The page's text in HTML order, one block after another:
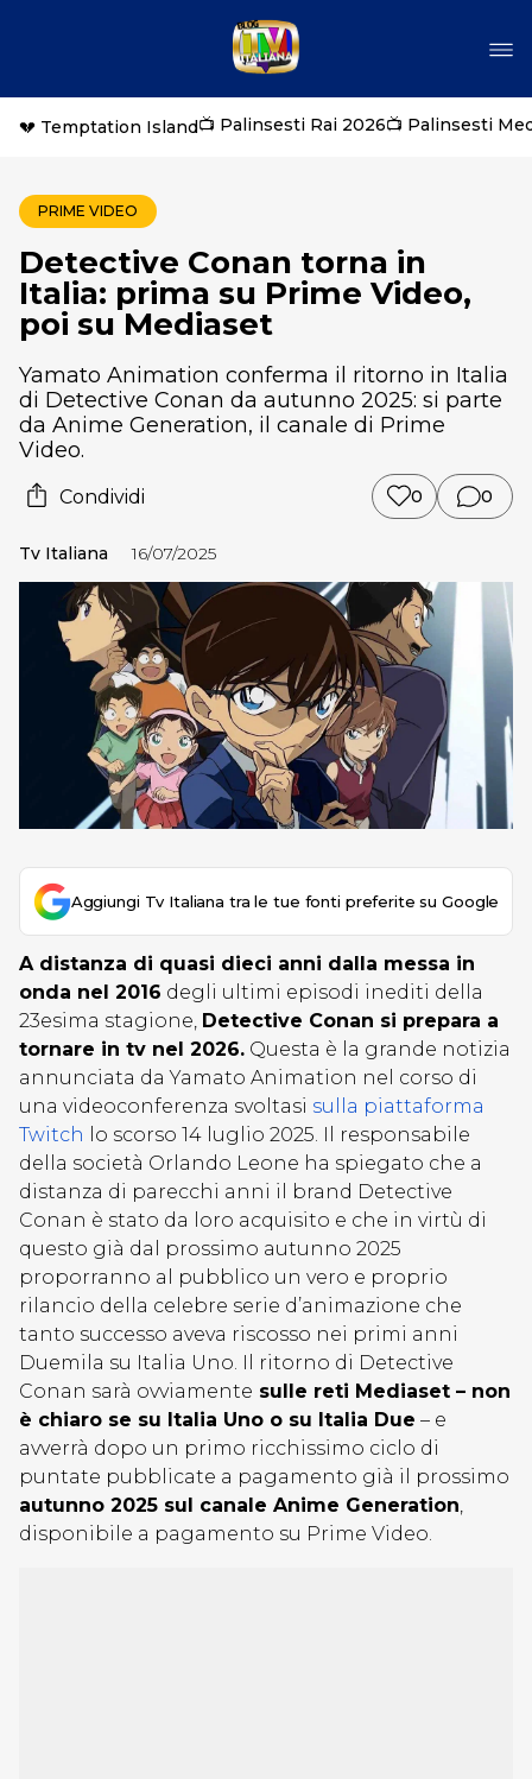
💔 Temptation Island📺 Palinsesti Rai 2026📺 Palinsesti
PRIME VIDEO
Detective Conan torna in
Italia: prima su Prime Video,
poi su Mediaset
Yamato Animation conferma il ritorno in Italia
di Detective Conan da autunno 2025: si parte
da Anime Generation, il canale di Prime
Video.
Condividi 0 0
Tv Italiana 16/07/2025
Aggiungi Tv Italiana tra le tue fonti preferite su Google
A distanza di quasi dieci anni dalla messa in
onda nel 2016 degli ultimi episodi inediti della
23esima stagione, Detective Conan si prepara a
tornare in tv nel 2026. Questa è la grande notizia
annunciata da Yamato Animation nel corso di
una videoconferenza svoltasi sulla piattaforma
Twitch
lo scorso 14 luglio 2025. Il responsabile
della società Orlando Leone ha spiegato che a
distanza di parecchi anni il brand Detective
Conan è stato da loro acquisito e che in virtù di
questo già dal prossimo autunno 2025
proporranno al pubblico un vero e proprio
rilancio della celebre serie d’animazione che
tanto successo aveva riscosso nei primi anni
Duemila su Italia Uno. Il ritorno di Detective
Conan sarà ovviamente sulle reti Mediaset – non
è chiaro se su Italia Uno o su Italia Due – e
avverrà dopo un primo ricchissimo ciclo di
puntate pubblicate a pagamento già il prossimo
autunno 2025 sul canale Anime Generation,
disponibile a pagamento su Prime Video.